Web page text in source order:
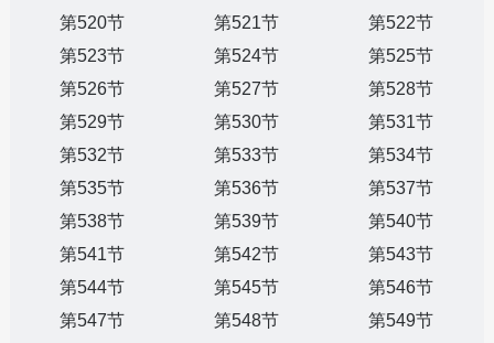
第520节
第521节
第522节
第523节
第524节
第525节
第526节
第527节
第528节
第529节
第530节
第531节
第532节
第533节
第534节
第535节
第536节
第537节
第538节
第539节
第540节
第541节
第542节
第543节
第544节
第545节
第546节
第547节
第548节
第549节